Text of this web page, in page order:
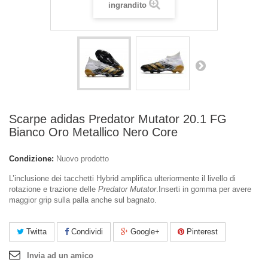
ingrandito
Scarpe adidas Predator Mutator 20.1 FG
Bianco Oro Metallico Nero Core
Condizione: Nuovo prodotto
L’inclusione dei tacchetti Hybrid amplifica ulteriormente il livello di
rotazione e trazione delle Predator Mutator.Inserti in gomma per avere
maggior grip sulla palla anche sul bagnato.
Twitta Condividi Google+ Pinterest
Invia ad un amico